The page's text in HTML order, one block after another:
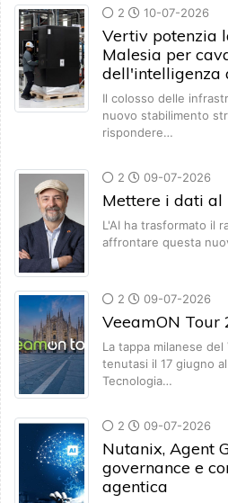
2 10-07-2026
Vertiv potenzia
Malesia per
dell'intelligenza
Il colosso delle
nuovo stabilimento
rispondere…
2 09-07-2026
Mettere i dati al
L'AI ha trasformato il
affrontare questa
2 09-07-2026
VeeamON Tour
La tappa milanese del
tenutasi il 17 giugno
Tecnologia…
2 09-07-2026
Nutanix, Agent
governance e
agentica